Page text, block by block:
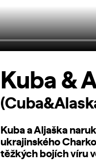
Kuba &
Kuba a Aljaška
ukrajinského
těžkých bojích víru